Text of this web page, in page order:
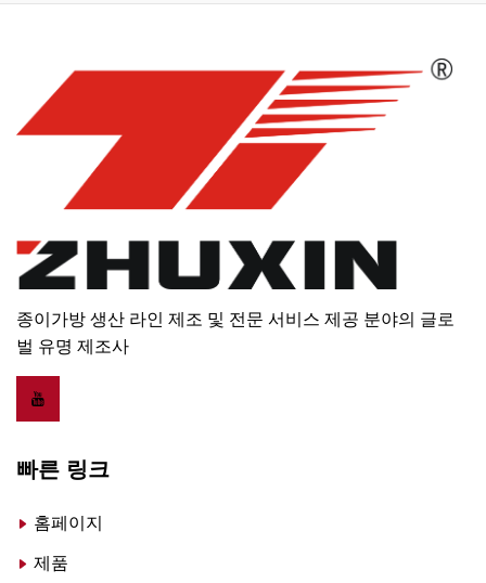
종이가방 생산 라인 제조 및 전문 서비스 제공 분야의 글로
벌 유명 제조사
빠른 링크
홈페이지
제품